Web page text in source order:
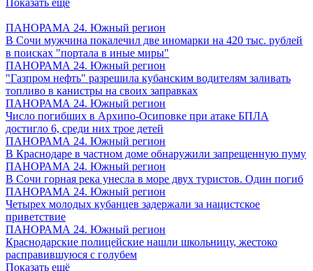
Показать ещё
ПАНОРАМА 24. Южный регион
В Сочи мужчина покалечил две иномарки на 420 тыс. рублей
в поисках "портала в иные миры"
ПАНОРАМА 24. Южный регион
"Газпром нефть" разрешила кубанским водителям заливать
топливо в канистры на своих заправках
ПАНОРАМА 24. Южный регион
Число погибших в Архипо-Осиповке при атаке БПЛА
достигло 6, среди них трое детей
ПАНОРАМА 24. Южный регион
В Краснодаре в частном доме обнаружили запрещенную пуму
ПАНОРАМА 24. Южный регион
В Сочи горная река унесла в море двух туристов. Один погиб
ПАНОРАМА 24. Южный регион
Четырех молодых кубанцев задержали за нацистское
приветствие
ПАНОРАМА 24. Южный регион
Краснодарские полицейские нашли школьницу, жестоко
расправившуюся с голубем
Показать ещё